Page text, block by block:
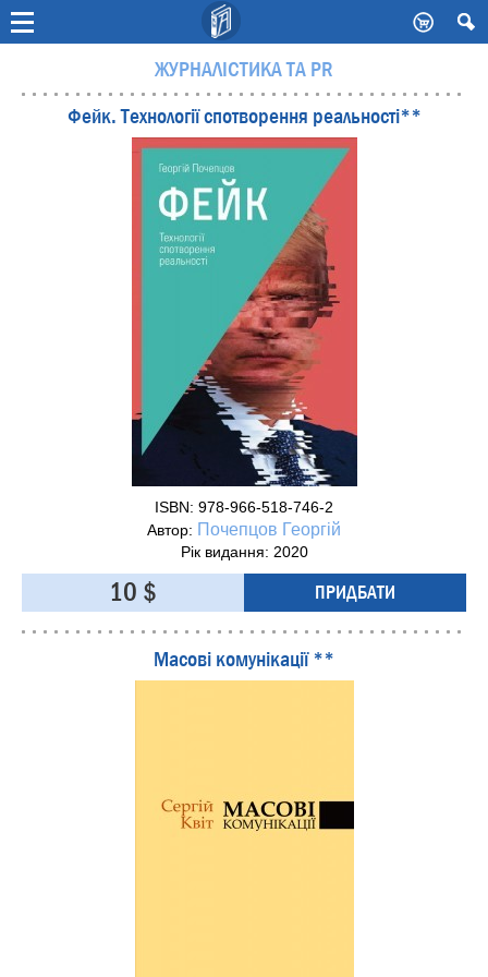
ЖУРНАЛІСТИКА ТА PR
Фейк. Технології спотворення реальності**
ISBN: 978-966-518-746-2
Автор: Почепцов Георгій
Рік видання: 2020
10 $ ПРИДБАТИ
Масові комунікації **